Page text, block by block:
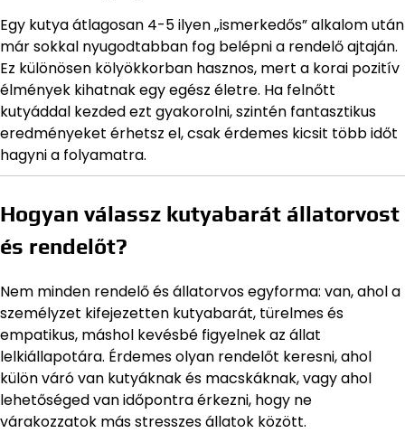
Egy kutya átlagosan 4-5 ilyen „ismerkedős” alkalom után
már sokkal nyugodtabban fog belépni a rendelő ajtaján.
Ez különösen kölyökkorban hasznos, mert a korai pozitív
élmények kihatnak egy egész életre. Ha felnőtt
kutyáddal kezded ezt gyakorolni, szintén fantasztikus
eredményeket érhetsz el, csak érdemes kicsit több időt
hagyni a folyamatra.
Hogyan válassz kutyabarát állatorvost
és rendelőt?
Nem minden rendelő és állatorvos egyforma: van, ahol a
személyzet kifejezetten kutyabarát, türelmes és
empatikus, máshol kevésbé figyelnek az állat
lelkiállapotára. Érdemes olyan rendelőt keresni, ahol
külön váró van kutyáknak és macskáknak, vagy ahol
lehetőséged van időpontra érkezni, hogy ne
várakozzatok más stresszes állatok között.